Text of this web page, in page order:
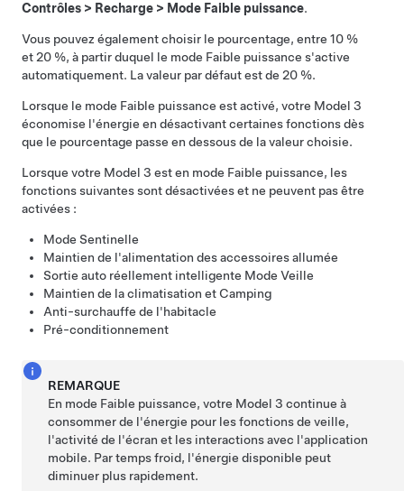
Contrôles > Recharge > Mode Faible puissance.
Vous pouvez également choisir le pourcentage, entre 10 %
et 20 %, à partir duquel le mode Faible puissance s'active
automatiquement. La valeur par défaut est de 20 %.
Lorsque le mode Faible puissance est activé, votre Model 3
économise l'énergie en désactivant certaines fonctions dès
que le pourcentage passe en dessous de la valeur choisie.
Lorsque votre Model 3 est en mode Faible puissance, les
fonctions suivantes sont désactivées et ne peuvent pas être
activées :
Mode Sentinelle
Maintien de l'alimentation des accessoires allumée
Sortie auto réellement intelligente Mode Veille
Maintien de la climatisation et Camping
Anti-surchauffe de l'habitacle
Pré-conditionnement
REMARQUE
En mode Faible puissance, votre Model 3 continue à
consommer de l'énergie pour les fonctions de veille,
l'activité de l'écran et les interactions avec l'application
mobile. Par temps froid, l'énergie disponible peut
diminuer plus rapidement.